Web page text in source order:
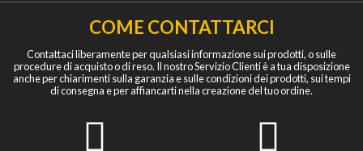
COME CONTATTARCI
Contattaci liberamente per qualsiasi informazione sui prodotti, o sulle
procedure di acquisto o di reso. Il nostro Servizio Clienti è a tua disposizione
anche per chiarimenti sulla garanzia e sulle condizioni dei prodotti, sui tempi
di consegna e per affiancarti nella creazione del tuo ordine.